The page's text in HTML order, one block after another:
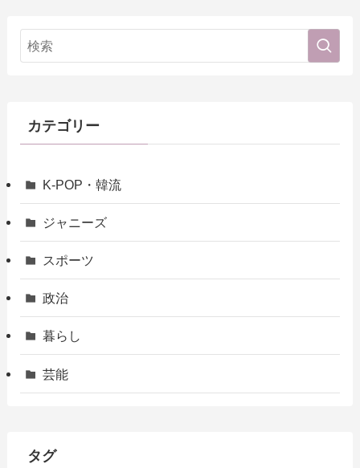
カテゴリー
K-POP・韓流
ジャニーズ
スポーツ
政治
暮らし
芸能
タグ